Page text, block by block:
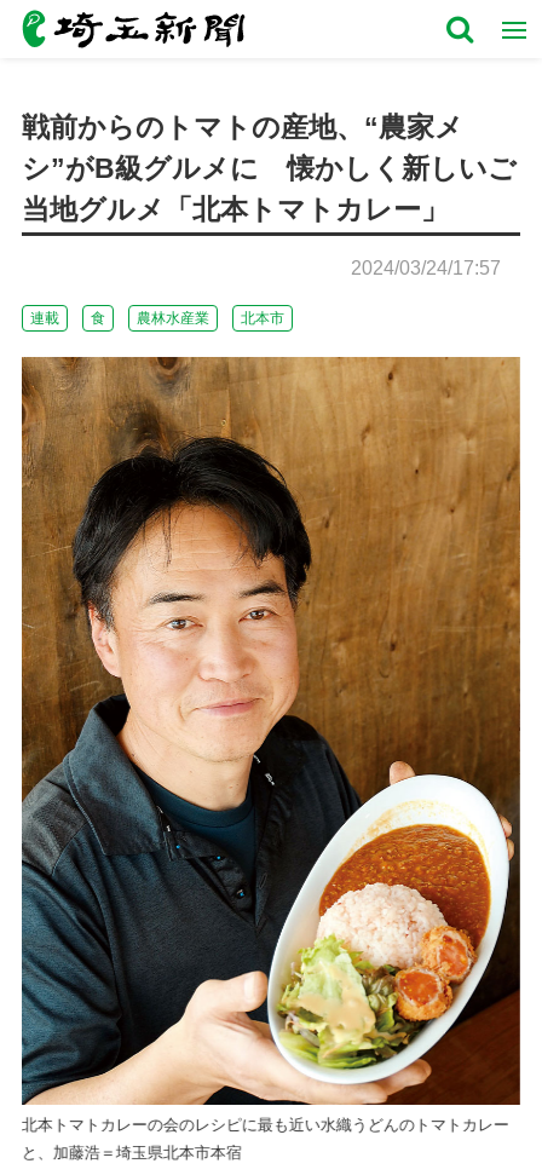
戦前からのトマトの産地、“農家メ
シ”がB級グルメに 懐かしく新しいご
当地グルメ「北本トマトカレー」
2024/03/24/17:57
連載 食 農林水産業 北本市
北本トマトカレーの会のレシピに最も近い水織うどんのトマトカレー
と、加藤浩＝埼玉県北本市本宿